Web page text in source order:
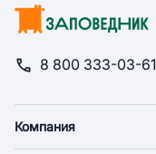
8 800 333-03-61
Компания